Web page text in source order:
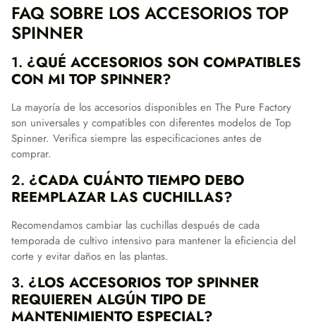
FAQ SOBRE LOS ACCESORIOS TOP
SPINNER
1. ¿QUÉ ACCESORIOS SON COMPATIBLES
CON MI TOP SPINNER?
La mayoría de los accesorios disponibles en The Pure Factory
son universales y compatibles con diferentes modelos de Top
Spinner. Verifica siempre las especificaciones antes de
comprar.
2. ¿CADA CUÁNTO TIEMPO DEBO
REEMPLAZAR LAS CUCHILLAS?
Recomendamos cambiar las cuchillas después de cada
temporada de cultivo intensivo para mantener la eficiencia del
corte y evitar daños en las plantas.
3. ¿LOS ACCESORIOS TOP SPINNER
REQUIEREN ALGÚN TIPO DE
MANTENIMIENTO ESPECIAL?